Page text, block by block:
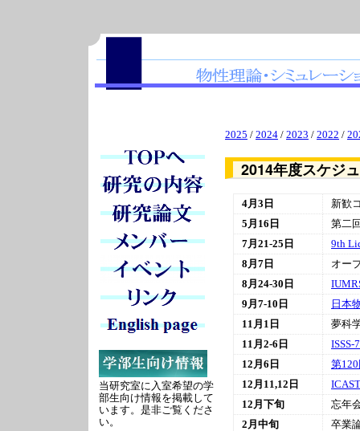
当研究室に入室希望の学
部生向け情報を掲載して
います。是非ご覧くださ
い。
2025 / 2024 / 2023 / 2022 /
2014年度スケジ
4月3日
新歓
5月16日
第二
7月21-25日
9th
8月7日
オー
8月24-30日
9月7-10日
日本
11月1日
夢科
11月2-6日
ISSS-7
12月6日
第
12月11,12日
12月下旬
忘年
2月中旬
卒業